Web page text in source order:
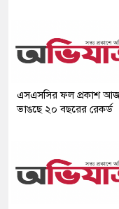
এসএসসির ফল প্রকাশ
ভাঙছে ২০ বছরের রেকর্ড